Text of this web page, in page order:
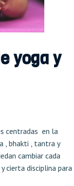
yoga y
centradas en la
, bhakti , tantra y
cambiar cada
cierta disciplina para